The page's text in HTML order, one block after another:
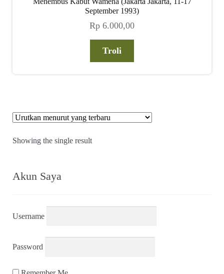
September 1993)
Rp 6.000,00
Troli
Showing the single result
Akun Saya
Username
Password